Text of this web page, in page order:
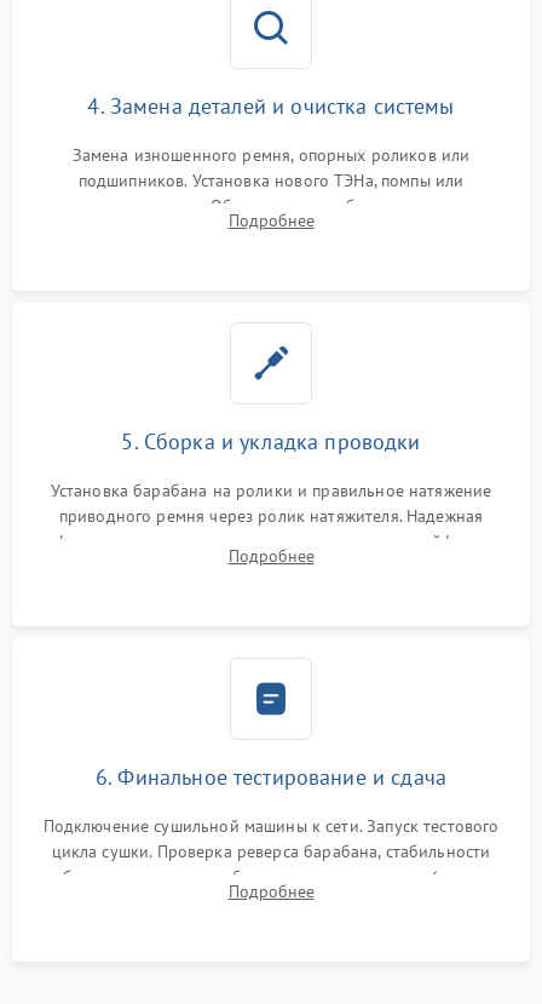
4. Замена деталей и очистка системы
Замена изношенного ремня, опорных роликов или
подшипников. Установка нового ТЭНа, помпы или
термодатчиков. Обязательная глубокая очистка
конденсатора, крыльчатки вентилятора и воздуховодов от
Подробнее
5. Сборка и укладка проводки
Установка барабана на ролики и правильное натяжение
приводного ремня через ролик натяжителя. Надежная
фиксация всех узлов, подключение клемм и шлейфов к
модулю управления. Монтаж корпусных панелей, люка и
Подробнее
6. Финальное тестирование и сдача
Подключение сушильной машины к сети. Запуск тестового
цикла сушки. Проверка реверса барабана, стабильности
набора температуры, работы дренажного насоса (откачка
конденсата) и отсутствия посторонних скрипов, стуков или
Подробнее